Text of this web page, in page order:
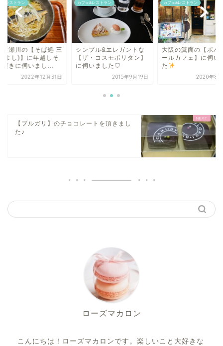
&レストラン
逆瀬川の【そば処 三
よし)】に年越しそ
頂きに伺いまし...
2022年12月31日
カフェ&レストラン
シンプル&エレガントな
【ザ・コスモポリタン】
に伺いました♡
2015年9月19日
カフェ&レストラン
大阪の箕面の【ポパ
ールカフェ】に伺い
た
2020年8
【ブルガリ】のチョコレートを頂きまし
た♪
ローズマカロン
こんにちは！ローズマカロンです。楽しいこと大好きな